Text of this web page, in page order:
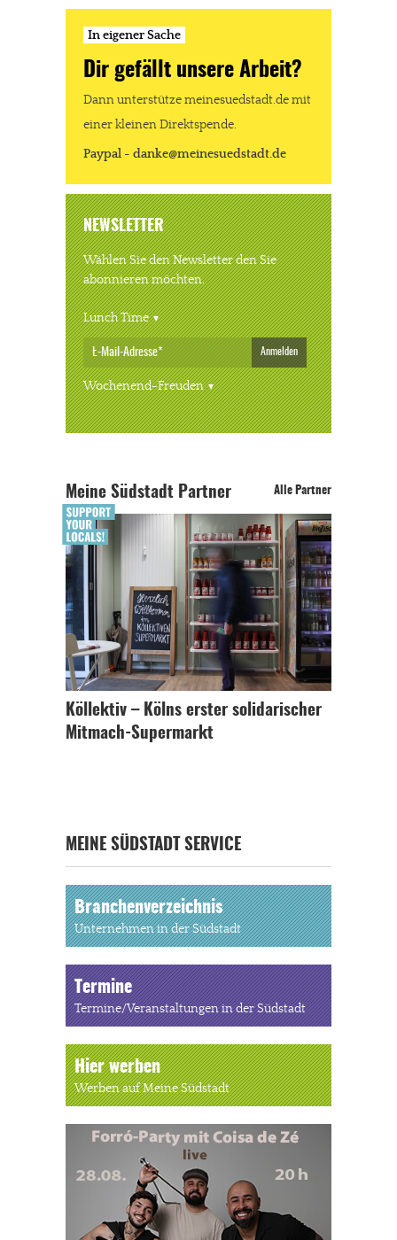
In eigener Sache
Dir gefällt unsere Arbeit?
Dann unterstütze meinesuedstadt.de mit
einer kleinen Direktspende.
Paypal - danke@meinesuedstadt.de
NEWSLETTER
Wählen Sie den Newsletter den Sie
abonnieren möchten.
Lunch Time
Anmelden
Wochenend-Freuden
Meine Südstadt Partner Alle Partner
Köllektiv – Kölns erster solidarischer
Mitmach-Supermarkt
MEINE SÜDSTADT SERVICE
Branchenverzeichnis
Unternehmen in der Südstadt
Termine
Termine/Veranstaltungen in der Südstadt
Hier werben
Werben auf Meine Südstadt